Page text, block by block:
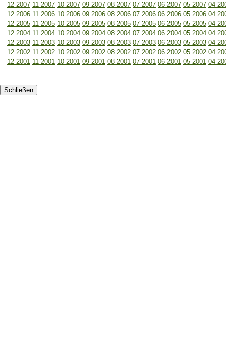
12 2007 11 2007 10 2007 09 2007 08 2007 07 2007 06 2007 05 2007 04
12 2006 11 2006 10 2006 09 2006 08 2006 07 2006 06 2006 05 2006 04
12 2005 11 2005 10 2005 09 2005 08 2005 07 2005 06 2005 05 2005 04
12 2004 11 2004 10 2004 09 2004 08 2004 07 2004 06 2004 05 2004 04
12 2003 11 2003 10 2003 09 2003 08 2003 07 2003 06 2003 05 2003 04
12 2002 11 2002 10 2002 09 2002 08 2002 07 2002 06 2002 05 2002 04
12 2001 11 2001 10 2001 09 2001 08 2001 07 2001 06 2001 05 2001 04